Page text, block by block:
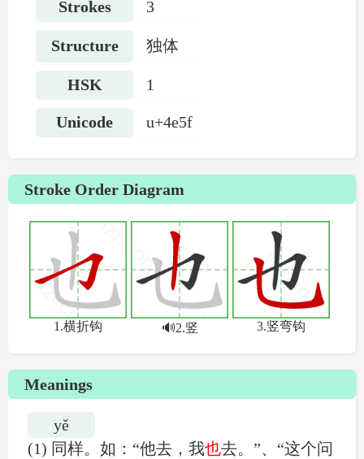
Strokes 3
Structure 独体
HSK 1
Unicode u+4e5f
Stroke Order Diagram
Meanings
yě
(1) 同样。如：“他去，我也去。”、“这个问